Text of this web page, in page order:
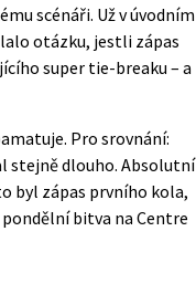
scénáři. Už v úvodním
otázku, jestli zápas
super tie-breaku – a
Pro srovnání:
stejně dlouho. Absolutní
byl zápas prvního kola,
bitva na Centre